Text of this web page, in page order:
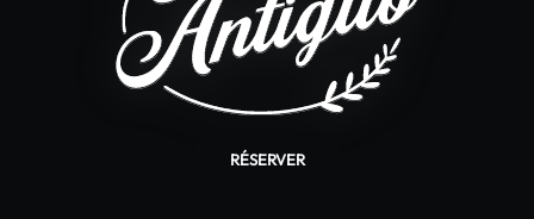
RÉSERVER